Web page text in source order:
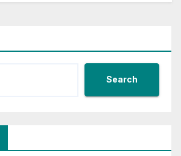
Search